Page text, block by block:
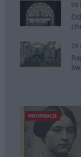
09
29
INFORMACJE